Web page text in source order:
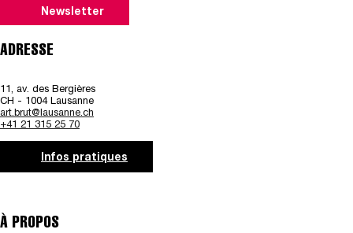
Newsletter
ADRESSE
11, av. des Bergières
CH - 1004 Lausanne
art.brut@lausanne.ch
+41 21 315 25 70
Infos pratiques
À PROPOS